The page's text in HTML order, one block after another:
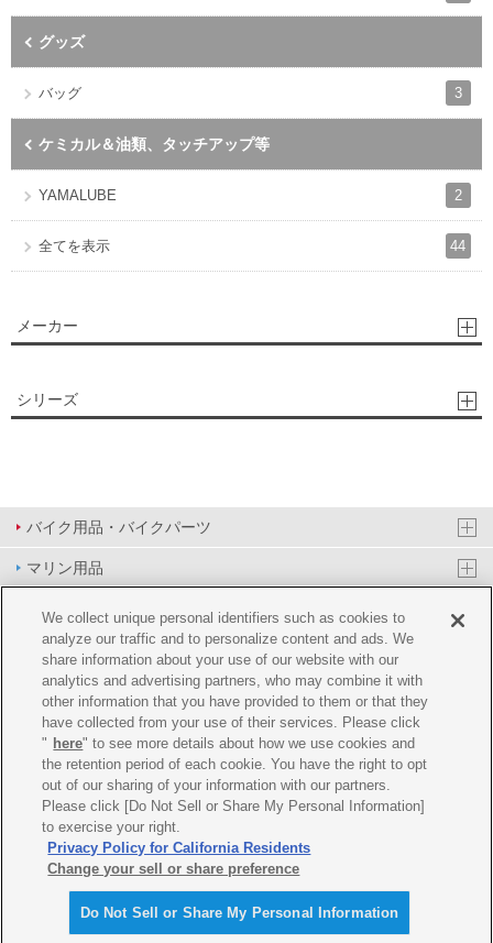
グッズ
バッグ 3
ケミカル＆油類、タッチアップ等
YAMALUBE 2
全てを表示 44
メーカー
シリーズ
バイク用品・バイクパーツ
マリン用品
PAS/YPJ用品
その他用品
イベント&エンターテイメント
オンラインショップ
企業情報
ご利用規約 推薦環境 プライバシーポリシー Cookie ポリシー
We collect unique personal identifiers such as cookies to
analyze our traffic and to personalize content and ads. We
share information about your use of our website with our
analytics and advertising partners, who may combine it with
other information that you have provided to them or that they
have collected from your use of their services. Please click
" here" to see more details about how we use cookies and
the retention period of each cookie. You have the right to opt
out of our sharing of your information with our partners.
Please click [Do Not Sell or Share My Personal Information]
to exercise your right.
Privacy Policy for California Residents
Change your sell or share preference
Do Not Sell or Share My Personal Information